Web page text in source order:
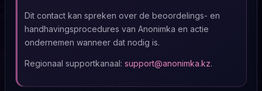
Dit contact kan spreken over de beoordelings- en
handhavingsprocedures van Anonimka en actie
ondernemen wanneer dat nodig is.
Regionaal supportkanaal: support@anonimka.kz.